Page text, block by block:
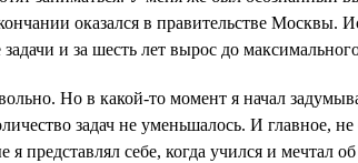
оказался в правительстве Москвы.
и за шесть лет вырос до
Но в какой-то момент я начал
задач не уменьшалось. И главное,
себе, когда учился и мечтал